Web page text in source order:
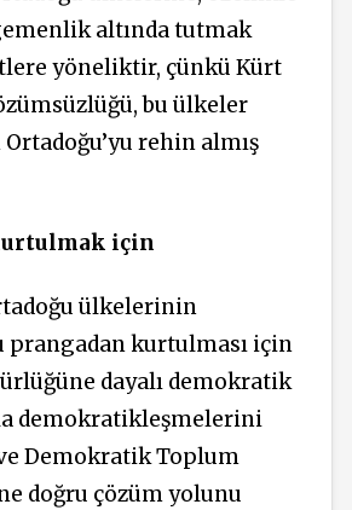
altında tutmak
yöneliktir, çünkü Kürt
bu ülkeler
rehin almış
için
ülkelerinin
prangadan kurtulması için
dayalı demokratik
demokratikleşmelerini
Demokratik Toplum
doğru çözüm yolunu